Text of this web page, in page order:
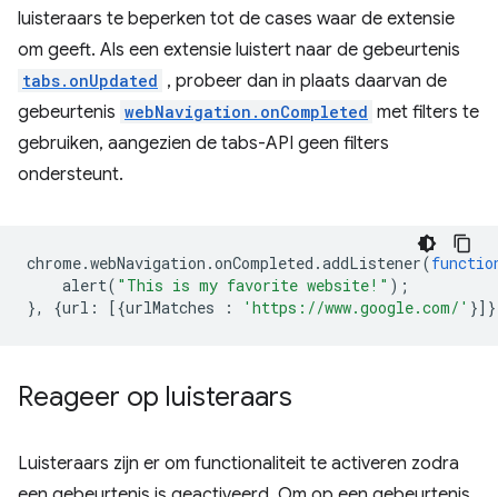
luisteraars te beperken tot de cases waar de extensie
om geeft. Als een extensie luistert naar de gebeurtenis
tabs.onUpdated , probeer dan in plaats daarvan de
gebeurtenis webNavigation.onCompleted met filters te
gebruiken, aangezien de tabs-API geen filters
ondersteunt.
chrome.webNavigation .onCompleted .addListener(
alert( "This is my favorite website!" );
},
{url : [{urlMatches : 'https://www.google.com/'
Reageer op luisteraars
Luisteraars zijn er om functionaliteit te activeren zodra